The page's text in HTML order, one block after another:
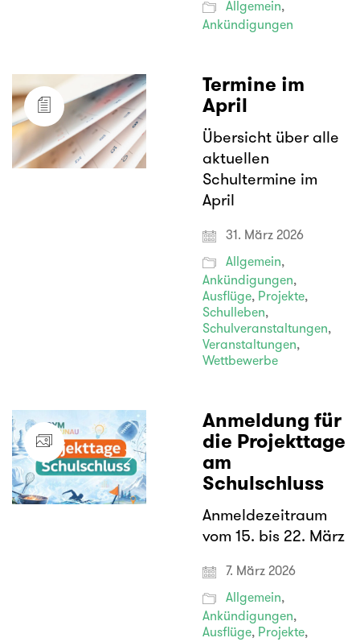
Allgemein,
Ankündigungen
Termine im
April
Übersicht über alle
aktuellen
Schultermine im
April
31. März 2026
Allgemein,
Ankündigungen,
Ausflüge, Projekte,
Schulleben,
Schulveranstaltungen,
Veranstaltungen,
Wettbewerbe
Anmeldung für
die Projekttage
am
Schulschluss
Anmeldezeitraum
vom 15. bis 22. März
7. März 2026
Allgemein,
Ankündigungen,
Ausflüge, Projekte,